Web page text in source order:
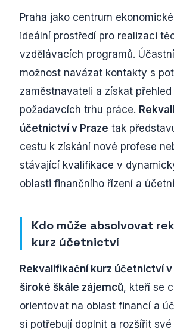
Praha jako centrum
ideální prostředí pro realizaci
vzdělávacích programů.
možnost navázat kontakty s
zaměstnavateli a získat
požadavcích trhu práce.
účetnictví v Praze tak
cestu k získání nové profese
stávající kvalifikace v
oblasti finančního řízení a
Kdo může absolvovat
kurz účetnictví
Rekvalifikační kurz účetnictví
široké škále zájemců, kteří se
orientovat na oblast financí a
si potřebují doplnit a rozšířit